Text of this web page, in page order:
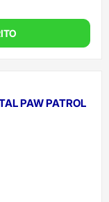
PAW PATROL